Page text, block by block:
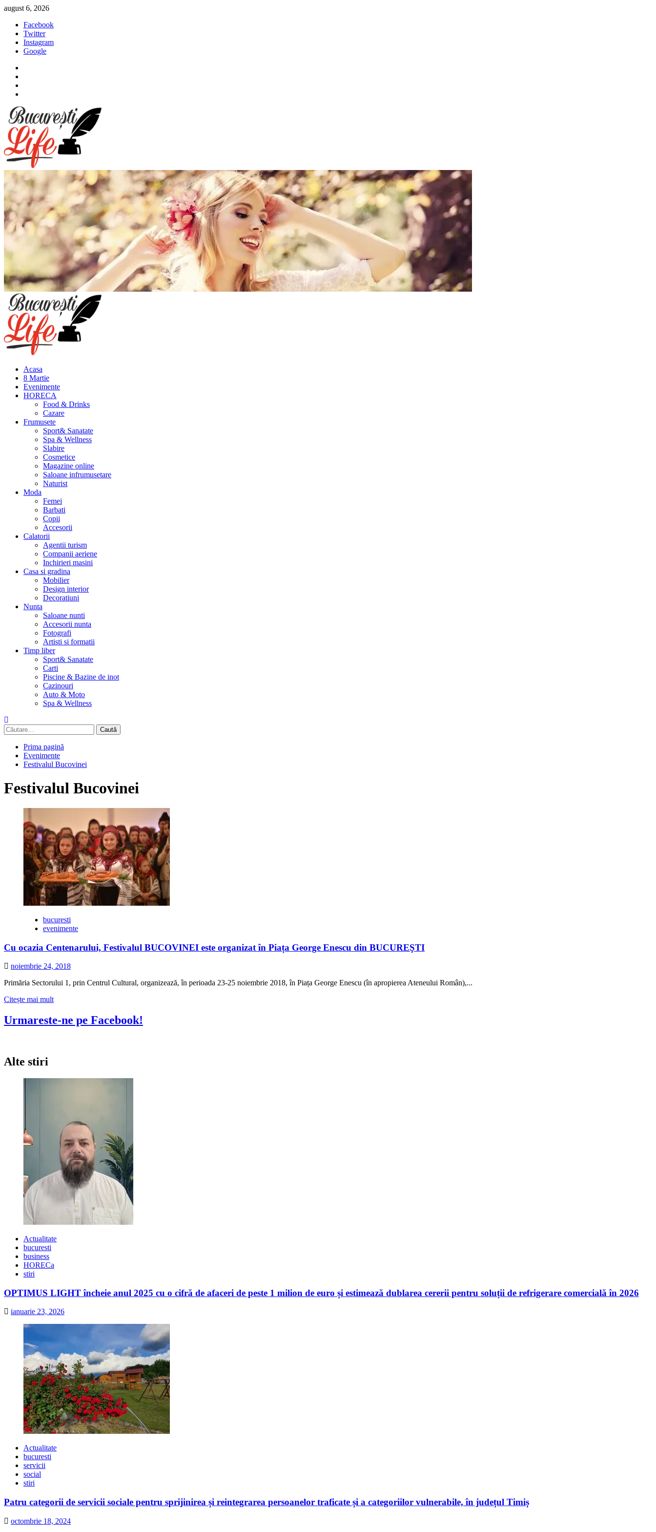
Sari
conținut
august 6, 2026
Facebook
Twitter
Instagram
Google
Meniu
principal
Acasa
8 Martie
Evenimente
HORECA
Food & Drinks
Cazare
Frumusete
Sport& Sanatate
Spa & Wellness
Slabire
Cosmetice
Magazine online
Saloane infrumusetare
Naturist
Moda
Femei
Barbati
Copii
Accesorii
Calatorii
Agentii turism
Companii aeriene
Inchirieri masini
Casa si gradina
Mobilier
Design interior
Decoratiuni
Nunta
Saloane nunti
Accesorii nunta
Fotografi
Artisti si formatii
Timp liber
Sport& Sanatate
Carti
Piscine & Bazine de inot
Cazinouri
Auto & Moto
Spa & Wellness
Caută
după:
Prima pagină
Evenimente
Festivalul Bucovinei
Festivalul Bucovinei
bucuresti
evenimente
Cu ocazia Centenarului, Festivalul BUCOVINEI este organizat în Piața George Enescu din BUCUREŞTI
noiembrie 24, 2018
Primăria Sectorului 1, prin Centrul Cultural, organizează, în perioada 23-25 noiembrie 2018, în Piața George Enescu (în apropierea Ateneului Român),...
Citește mai multCitește
despre
este
Enescu
din
BUCUREŞTI
Urmareste-ne pe Facebook!
Alte stiri
Actualitate
bucuresti
business
HORECa
stiri
OPTIMUS LIGHT încheie anul 2025 cu o cifră de afaceri de peste 1 milion de euro și estimează dublarea cererii pentru soluții de refrigerare comercială în 2026
ianuarie 23, 2026
Actualitate
bucuresti
servicii
social
stiri
Patru categorii de servicii sociale pentru sprijinirea și reintegrarea persoanelor traficate și a categoriilor vulnerabile, în județul Timiș
octombrie 18, 2024